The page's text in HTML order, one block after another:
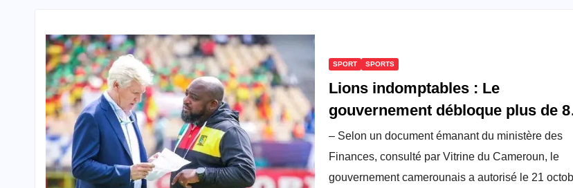
SPORT SPORTS
Lions indomptables : Le
gouvernement débloque plus de
millions de FCFA pour l’achat des
véhicules de Marc Brys et Joachim
Mununga
– Selon un document émanant du ministère des
Finances, consulté par Vitrine du Cameroun, le
gouvernement camerounais a autorisé le 21